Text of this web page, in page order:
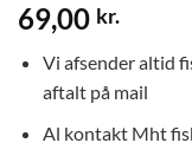
69,00 kr.
Vi afsender altid
aftalt på mail
Al kontakt Mht